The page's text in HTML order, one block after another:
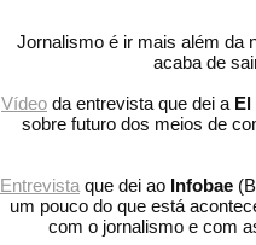
Jornalismo é ir mais além da
acaba de
Vídeo da entrevista que dei a El
sobre futuro dos meios de
Entrevista que dei ao Infobae
um pouco do que está
com o jornalismo e com